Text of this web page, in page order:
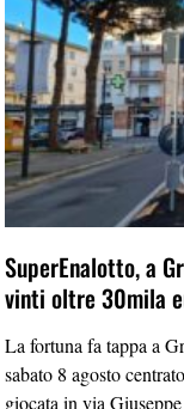
SuperEnalotto, a
vinti oltre 30mila
La fortuna fa tappa a
sabato 8 agosto
giocata in via